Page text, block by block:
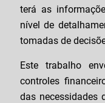
terá as
nível de
tomadas de
Este trabalho
controles
das necessidades